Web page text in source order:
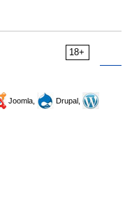
18+
Joomla,
Drupal,